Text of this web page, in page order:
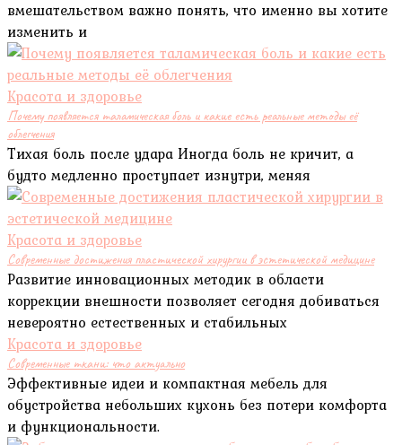
вмешательством важно понять, что именно вы хотите
изменить и
Красота и здоровье
Почему появляется таламическая боль и какие есть реальные методы её
облегчения
Тихая боль после удара Иногда боль не кричит, а
будто медленно проступает изнутри, меняя
Красота и здоровье
Современные достижения пластической хирургии в эстетической медицине
Развитие инновационных методик в области
коррекции внешности позволяет сегодня добиваться
невероятно естественных и стабильных
Красота и здоровье
Современные ткани: что актуально
Эффективные идеи и компактная мебель для
обустройства небольших кухонь без потери комфорта
и функциональности.